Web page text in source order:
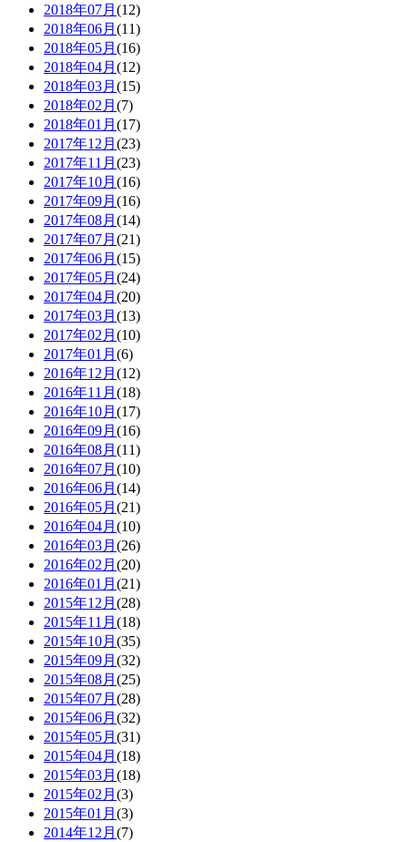
2018年07月 (12)
2018年06月 (11)
2018年05月 (16)
2018年04月 (12)
2018年03月 (15)
2018年02月 (7)
2018年01月 (17)
2017年12月 (23)
2017年11月 (23)
2017年10月 (16)
2017年09月 (16)
2017年08月 (14)
2017年07月 (21)
2017年06月 (15)
2017年05月 (24)
2017年04月 (20)
2017年03月 (13)
2017年02月 (10)
2017年01月 (6)
2016年12月 (12)
2016年11月 (18)
2016年10月 (17)
2016年09月 (16)
2016年08月 (11)
2016年07月 (10)
2016年06月 (14)
2016年05月 (21)
2016年04月 (10)
2016年03月 (26)
2016年02月 (20)
2016年01月 (21)
2015年12月 (28)
2015年11月 (18)
2015年10月 (35)
2015年09月 (32)
2015年08月 (25)
2015年07月 (28)
2015年06月 (32)
2015年05月 (31)
2015年04月 (18)
2015年03月 (18)
2015年02月 (3)
2015年01月 (3)
2014年12月 (7)